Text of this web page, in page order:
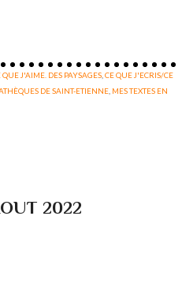
QUE J'AIME. DES PAYSAGES ,CE QUE J'ECRIS/CE
DE SAINT-ETIENNE MES TEXTES EN
2022